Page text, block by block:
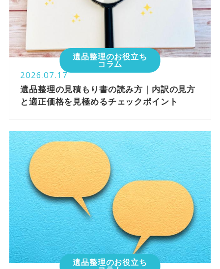
遺品整理のお役立ち
コラム
2026.07.17
遺品整理の見積もり書の読み方｜内訳の見方
と適正価格を見極めるチェックポイント
遺品整理のお役立ち